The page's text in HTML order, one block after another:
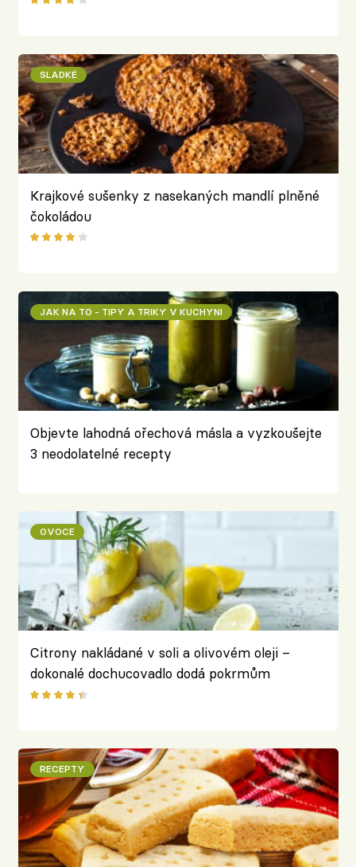
SLADKÉ
Krajkové sušenky z nasekaných mandlí plněné
čokoládou
JAK NA TO - TIPY A TRIKY V KUCHYNI
Objevte lahodná ořechová másla a vyzkoušejte
3 neodolatelné recepty
OVOCE
Citrony nakládané v soli a olivovém oleji –
dokonalé dochucovadlo dodá pokrmům
nezaměnitelný šmrnc
RECEPTY